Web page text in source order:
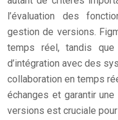
l’évaluation des
gestion de versions.
temps réel, tandis
d’intégration avec des
collaboration en temps
échanges et garantir
versions est cruciale